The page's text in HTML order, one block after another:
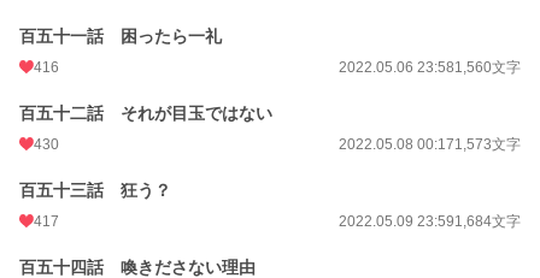
百五十一話 困ったら一礼
416 2022.05.06 23:581,560文字
百五十二話 それが目玉ではない
430 2022.05.08 00:171,573文字
百五十三話 狂う？
417 2022.05.09 23:591,684文字
百五十四話 喚きださない理由